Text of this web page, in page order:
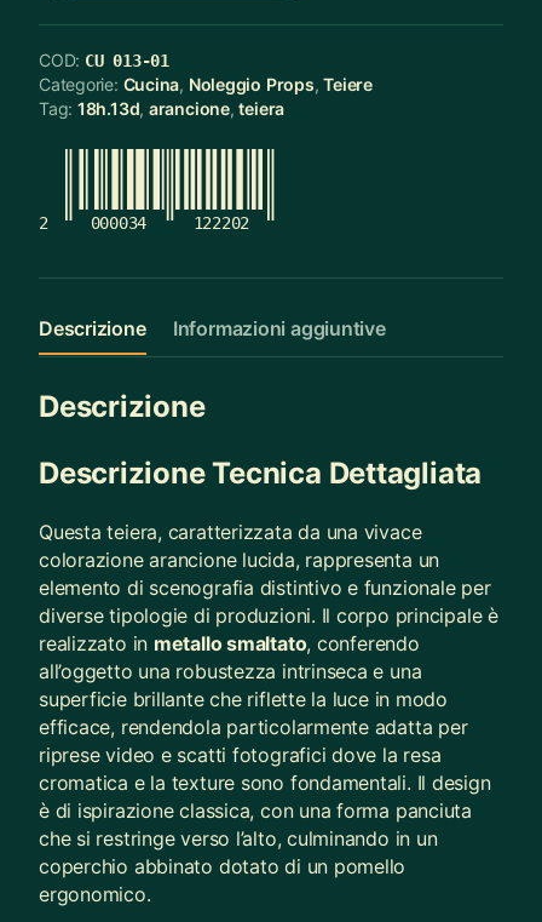
COD: CU 013-01
Categorie: Cucina, Noleggio Props,Teiere
Tag: 18h.13d, arancione,teiera
2 000034 122202
Descrizione Informazioni aggiuntive
Descrizione
Descrizione Tecnica Dettagliata
Questa teiera, caratterizzata da una vivace
colorazione arancione lucida, rappresenta un
elemento di scenografia distintivo e funzionale per
diverse tipologie di produzioni. Il corpo principale è
realizzato in metallo smaltato, conferendo
all’oggetto una robustezza intrinseca e una
superficie brillante che riflette la luce in modo
efficace, rendendola particolarmente adatta per
riprese video e scatti fotografici dove la resa
cromatica e la texture sono fondamentali. Il design
è di ispirazione classica, con una forma panciuta
che si restringe verso l’alto, culminando in un
coperchio abbinato dotato di un pomello
ergonomico.